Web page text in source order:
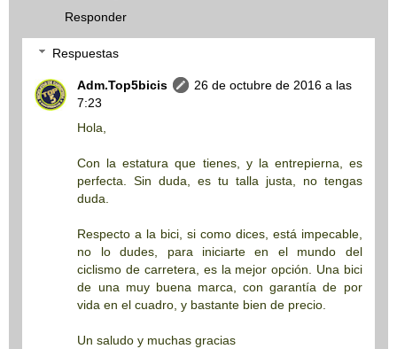
Responder
Respuestas
Adm.Top5bicis
26 de octubre de 2016 a las
7:23
Hola,
Con la estatura que tienes, y la entrepierna, es
perfecta. Sin duda, es tu talla justa, no tengas
duda.
Respecto a la bici, si como dices, está impecable,
no lo dudes, para iniciarte en el mundo del
ciclismo de carretera, es la mejor opción. Una bici
de una muy buena marca, con garantía de por
vida en el cuadro, y bastante bien de precio.
Un saludo y muchas gracias